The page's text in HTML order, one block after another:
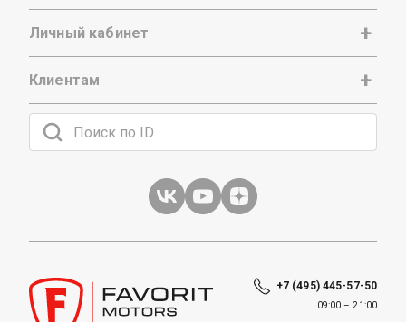
Личный кабинет
Клиентам
+7 (495) 445-57-50
09:00 – 21:00